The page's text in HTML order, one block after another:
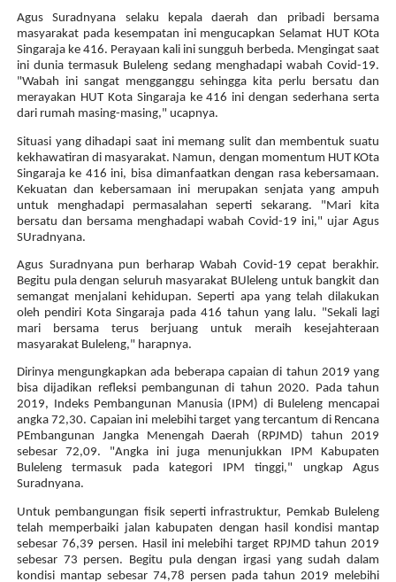
Agus Suradnyana selaku kepala daerah dan pribadi bersama
masyarakat pada kesempatan ini mengucapkan Selamat HUT KOta
Singaraja ke 416. Perayaan kali ini sungguh berbeda. Mengingat saat
ini dunia termasuk Buleleng sedang menghadapi wabah Covid-19.
"Wabah ini sangat mengganggu sehingga kita perlu bersatu dan
merayakan HUT Kota Singaraja ke 416 ini dengan sederhana serta
dari rumah masing-masing," ucapnya.
Situasi yang dihadapi saat ini memang sulit dan membentuk suatu
kekhawatiran di masyarakat. Namun, dengan momentum HUT KOta
Singaraja ke 416 ini, bisa dimanfaatkan dengan rasa kebersamaan.
Kekuatan dan kebersamaan ini merupakan senjata yang ampuh
untuk menghadapi permasalahan seperti sekarang. "Mari kita
bersatu dan bersama menghadapi wabah Covid-19 ini," ujar Agus
SUradnyana.
Agus Suradnyana pun berharap Wabah Covid-19 cepat berakhir.
Begitu pula dengan seluruh masyarakat BUleleng untuk bangkit dan
semangat menjalani kehidupan. Seperti apa yang telah dilakukan
oleh pendiri Kota Singaraja pada 416 tahun yang lalu. "Sekali lagi
mari bersama terus berjuang untuk meraih kesejahteraan
masyarakat Buleleng," harapnya.
Dirinya mengungkapkan ada beberapa capaian di tahun 2019 yang
bisa dijadikan refleksi pembangunan di tahun 2020. Pada tahun
2019, Indeks Pembangunan Manusia (IPM) di Buleleng mencapai
angka 72,30. Capaian ini melebihi target yang tercantum di Rencana
PEmbangunan Jangka Menengah Daerah (RPJMD) tahun 2019
sebesar 72,09. "Angka ini juga menunjukkan IPM Kabupaten
Buleleng termasuk pada kategori IPM tinggi," ungkap Agus
Suradnyana.
Untuk pembangungan fisik seperti infrastruktur, Pemkab Buleleng
telah memperbaiki jalan kabupaten dengan hasil kondisi mantap
sebesar 76,39 persen. Hasil ini melebihi target RPJMD tahun 2019
sebesar 73 persen. Begitu pula dengan irgasi yang sudah dalam
kondisi mantap sebesar 74,78 persen pada tahun 2019 melebihi